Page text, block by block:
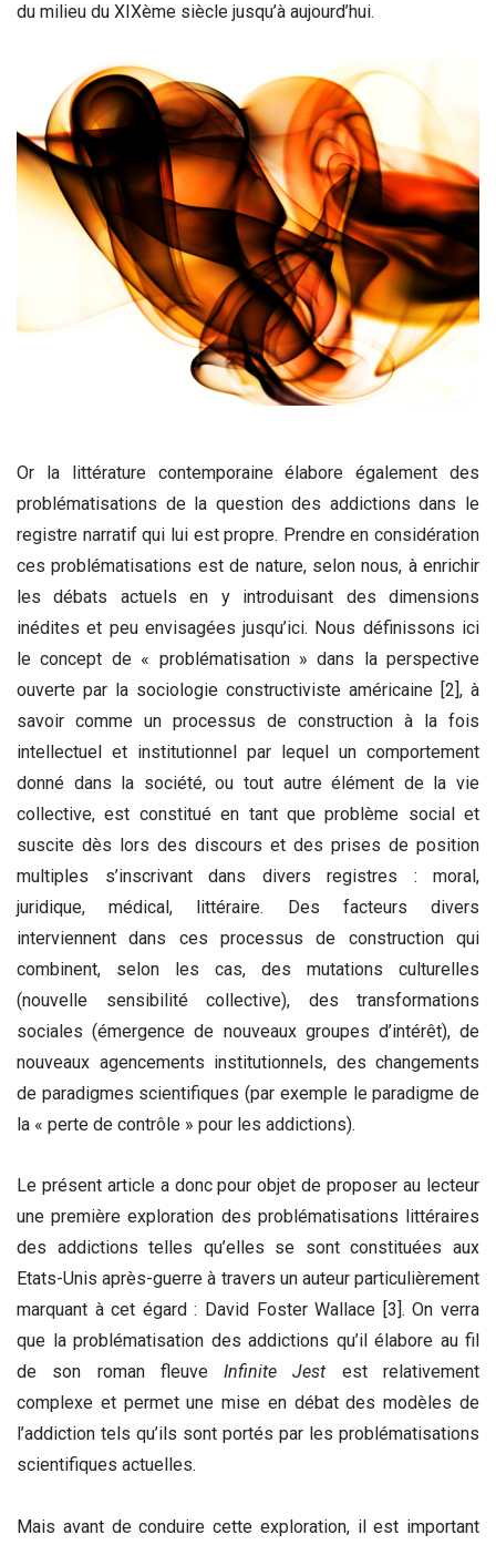
du milieu du XIXème siècle jusqu’à aujourd’hui.
Or la littérature contemporaine élabore également des
problématisations de la question des addictions dans le
registre narratif qui lui est propre. Prendre en considération
ces problématisations est de nature, selon nous, à enrichir
les débats actuels en y introduisant des dimensions
inédites et peu envisagées jusqu’ici. Nous définissons ici
le concept de « problématisation » dans la perspective
ouverte par la sociologie constructiviste américaine [2], à
savoir comme un processus de construction à la fois
intellectuel et institutionnel par lequel un comportement
donné dans la société, ou tout autre élément de la vie
collective, est constitué en tant que problème social et
suscite dès lors des discours et des prises de position
multiples s’inscrivant dans divers registres : moral,
juridique, médical, littéraire. Des facteurs divers
interviennent dans ces processus de construction qui
combinent, selon les cas, des mutations culturelles
(nouvelle sensibilité collective), des transformations
sociales (émergence de nouveaux groupes d’intérêt), de
nouveaux agencements institutionnels, des changements
de paradigmes scientifiques (par exemple le paradigme de
la « perte de contrôle » pour les addictions).
Le présent article a donc pour objet de proposer au lecteur
une première exploration des problématisations littéraires
des addictions telles qu’elles se sont constituées aux
Etats-Unis après-guerre à travers un auteur particulièrement
marquant à cet égard : David Foster Wallace [3]. On verra
que la problématisation des addictions qu’il élabore au fil
de son roman fleuveInfinite Jest est relativement
complexe et permet une mise en débat des modèles de
l’addiction tels qu’ils sont portés par les problématisations
scientifiques actuelles.
Mais avant de conduire cette exploration, il est important